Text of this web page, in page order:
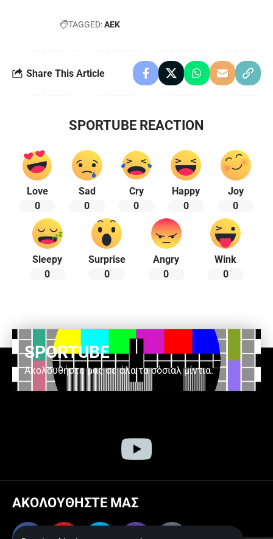
TAGGED:ΑΕΚ
Share This Article
SPORTUBE REACTION
Love
0
Sad
0
Cry
0
Happy
0
Joy
0
Sleepy
0
Surprise
0
Angry
0
Wink
0
SPORTUBE
Ακολουθήστε μας σε όλα τα σόσιαλ μίντια.
ΑΚΟΛΟΥΘΗΣΤΕ ΜΑΣ